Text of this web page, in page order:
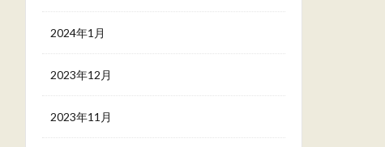
2024年1月
2023年12月
2023年11月